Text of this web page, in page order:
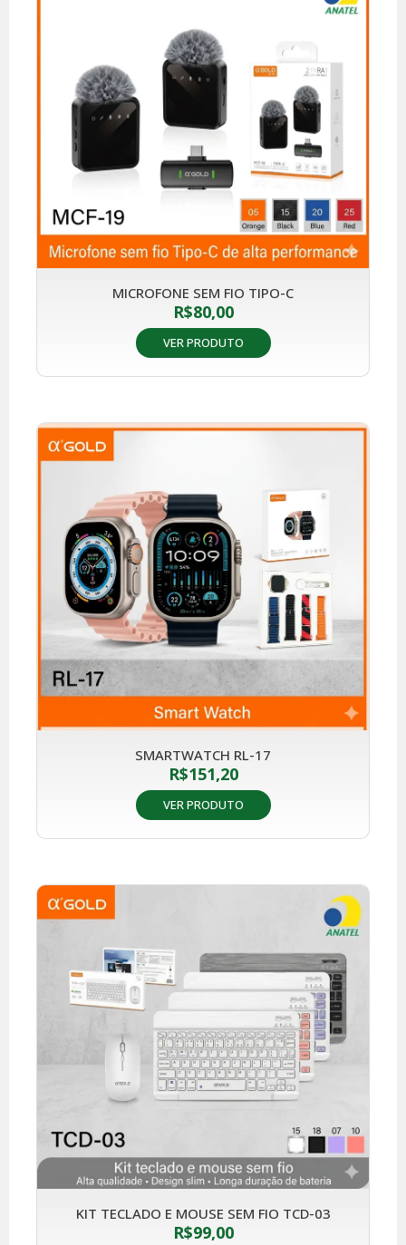
MICROFONE SEM FIO TIPO-C
R$80,00
VER PRODUTO
SMARTWATCH RL-17
R$151,20
VER PRODUTO
KIT TECLADO E MOUSE SEM FIO TCD-03
R$99,00